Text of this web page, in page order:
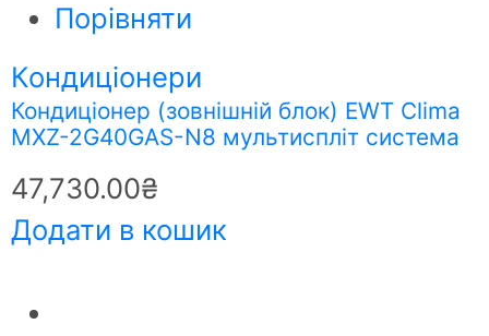
Порівняти
Кондиціонери
Кондиціонер (зовнішній блок) EWT Clima
MXZ-2G40GAS-N8 мультиспліт система
47,730.00₴
Додати в кошик